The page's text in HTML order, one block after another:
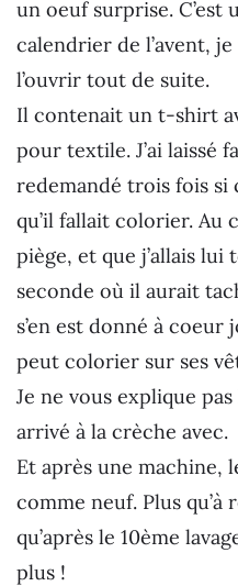
un oeuf surprise. C’est
calendrier de l’avent,
l’ouvrir tout de suite.
Il contenait un t-shirt
pour textile. J’ai laissé
redemandé trois fois si
qu’il fallait colorier. Au
piège, et que j’allais lui
seconde où il aurait
s’en est donné à coeur
peut colorier sur ses
Je ne vous explique
arrivé à la crèche avec.
Et après une
comme neuf. Plus
qu’après le 10ème
plus !